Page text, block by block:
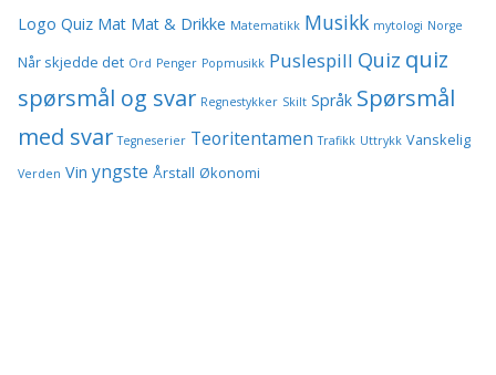
Logo Quiz Mat Mat & Drikke Matematikk Musikk mytologi Norge
Når skjedde det Ord Penger Popmusikk Puslespill Quiz quiz
spørsmål og svar Regnestykker Skilt Språk Spørsmål
med svar Tegneserier Teoritentamen Trafikk Uttrykk Vanskelig
Verden Vin yngste Årstall Økonomi